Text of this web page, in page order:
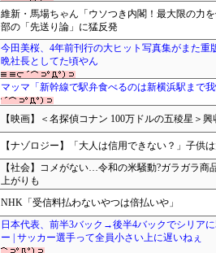
維新・馬場ちゃん「ウソつき内閣！最大限の
部の「先送り論」に猛反発
今田美桜、4年前刊行の大ヒット写真集がまた重
晩社長としてた頃やん
マッマ「新幹線で駅弁食べるのは新横浜駅まで
【映画】＜名探偵コナン 100万ドルの五稜星＞
【ナゾロジー】「大人は信用できない？」子供
【社会】コメがない…令和の米騒動?ガラガラ
上がりも
NHK「受信料払わないやつは倍払いや」
日本代表、前半3バック→後半4バックでシリア
ー | サッカー選手って全員小さい上に遅いねぇ